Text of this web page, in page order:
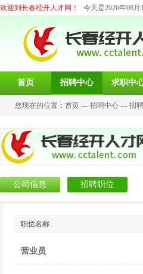
欢迎到长春经开人才网！ 今天是2026年08月
首页 招聘中心 求职中
您现在的位置： 首页 — 招聘中心 — 招
公司信息 招聘职位
职位名称
营业员